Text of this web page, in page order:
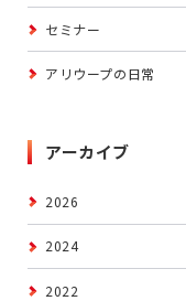
セミナー
アリウープの日常
アーカイブ
2026
2024
2022